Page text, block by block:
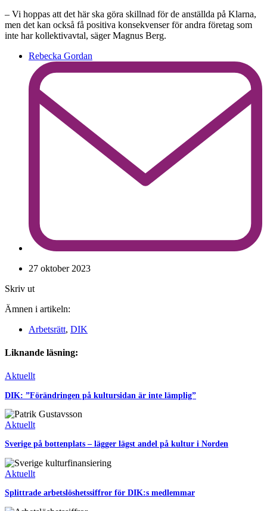
– Vi hoppas att det här ska göra skillnad för de anställda på Klarna,
men det kan också få positiva konsekvenser för andra företag som
inte har kollektivavtal, säger Magnus Berg.
Rebecka Gordan
27 oktober 2023
Skriv ut
Ämnen i artikeln:
Arbetsrätt, DIK
Liknande läsning:
Aktuellt
DIK: ”Förändringen på kultursidan är inte lämplig”
Aktuellt
Sverige på bottenplats – lägger lägst andel på kultur i Norden
Aktuellt
Splittrade arbetslöshetssiffror för DIK:s medlemmar